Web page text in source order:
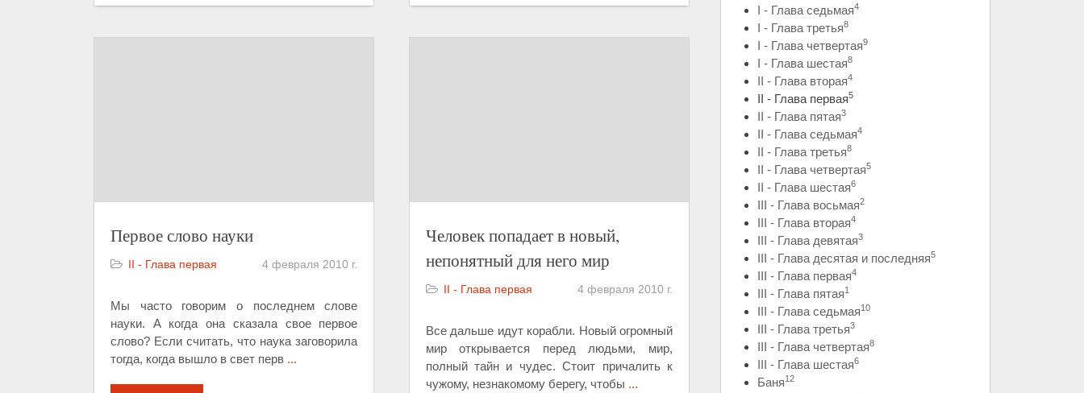
Первое слово науки
II - Глава первая 4 февраля 2010 г.
Мы часто говорим о последнем слове
науки. А когда она сказала свое первое
слово? Если считать, что наука заговорила
тогда, когда вышло в свет перв ...
Человек попадает в новый,
непонятный для него мир
II - Глава первая 4 февраля 2010 г.
Все дальше идут корабли. Новый огромный
мир открывается перед людьми, мир,
полный тайн и чудес. Стоит причалить к
чужому, незнакомому берегу, чтобы ...
I - Глава седьмая4
I - Глава третья8
I - Глава четвертая9
I - Глава шестая8
II - Глава вторая4
II - Глава первая5
II - Глава пятая3
II - Глава седьмая4
II - Глава третья8
II - Глава четвертая5
II - Глава шестая6
III - Глава восьмая2
III - Глава вторая4
III - Глава девятая3
III - Глава десятая и последняя5
III - Глава первая4
III - Глава пятая1
III - Глава седьмая10
III - Глава третья3
III - Глава четвертая8
III - Глава шестая6
Баня12